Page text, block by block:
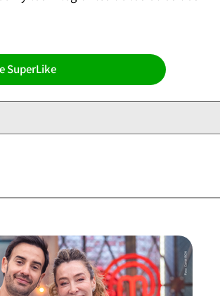
SuperLike